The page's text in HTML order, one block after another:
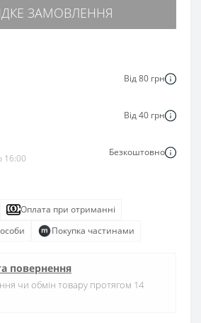
ЗАМОВЛЕННЯ
Від 80 грн
Від 40 грн
16:00
Безкоштовно
Оплата при отриманні
Покупка частинами
повернення
чи обмін товару протягом 14